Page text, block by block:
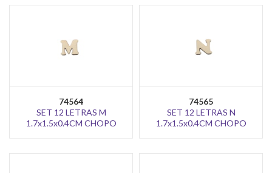
74564
SET 12 LETRAS M
1.7x1.5x0.4CM CHOPO
74565
SET 12 LETRAS N
1.7x1.5x0.4CM CHOPO